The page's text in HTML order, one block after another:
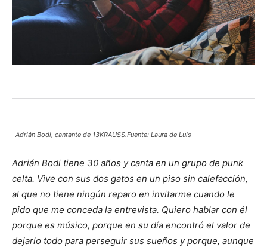
Adrián Bodi, cantante de 13KRAUSS.Fuente: Laura de Luis
Adrián Bodi tiene 30 años y canta en un grupo de punk
celta. Vive con sus dos gatos en un piso sin calefacción,
al que no tiene ningún reparo en invitarme cuando le
pido que me conceda la entrevista. Quiero hablar con él
porque es músico, porque en su día encontró el valor de
dejarlo todo para perseguir sus sueños y porque, aunque